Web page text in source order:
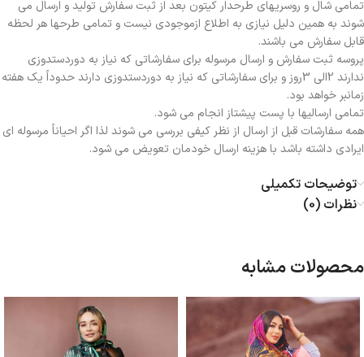
تمامی شال و روسریهای طرحدار کیتون بعد از ثبت سفارش تولید و ارسال می
شوند به همین دلیل نیازی به اطلاع ازموجودی نیست و تمامی طرحها هر لحظه
قابل سفارش می باشند.
پروسه ثبت سفارش و ارسال مرسوله برای سفارشاتی که نیاز به دوردستدوزی
ندارند 2الی 3روز و برای سفارشاتی که نیاز به دوردستدوزی دارند حدوداً یک هفته
زمانبر خواهد بود.
تمامی ارسالیها با پست پیشتاز انجام می شود.
همه سفارشات قبل از ارسال از نظر کیفی بررسی می شوند لذا اگر احیاناً مرسوله ای
ایرادی داشته باشد با هزینه ارسال خودمان تعویض می شود.
توضیحات تکمیلی
نظرات (0)
محصولات مشابه